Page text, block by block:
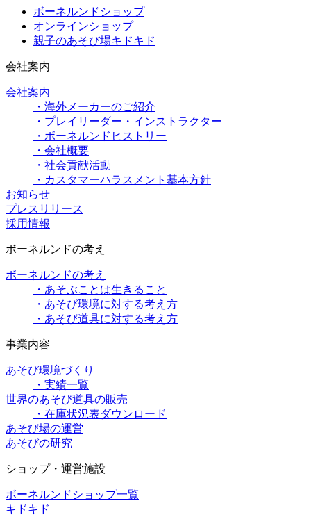
ボーネルンドショップ
オンラインショップ
親子のあそび場キドキド
会社案内
会社案内
・海外メーカーのご紹介
・プレイリーダー・インストラクター
・ボーネルンドヒストリー
・会社概要
・社会貢献活動
・カスタマーハラスメント基本方針
お知らせ
プレスリリース
採用情報
ボーネルンドの考え
ボーネルンドの考え
・あそぶことは生きること
・あそび環境に対する考え方
・あそび道具に対する考え方
事業内容
あそび環境づくり
・実績一覧
世界のあそび道具の販売
・在庫状況表ダウンロード
あそび場の運営
あそびの研究
ショップ・運営施設
ボーネルンドショップ一覧
キドキド